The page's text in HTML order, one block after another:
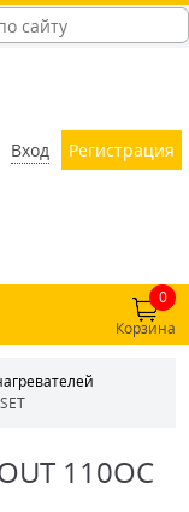
Вход Регистрация
0
Корзина
110OC